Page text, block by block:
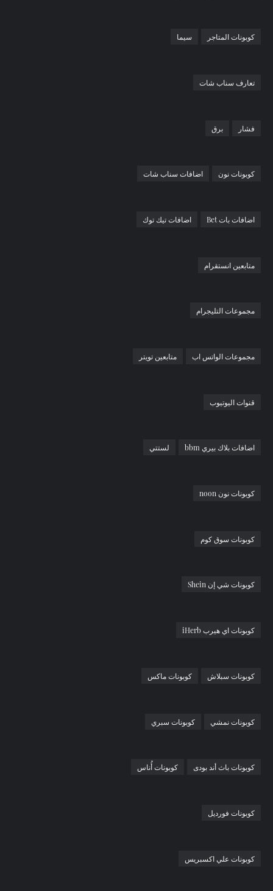
كوبونات المتاجر سيما
تعارف سناب شات
فشار برق
كوبونات نون اضافات سناب شات
اضافات بات Bet اضافات تيك توك
متابعين انستقرام
مجموعات التليجرام
مجموعات الواتس اب متابعين تويتر
قنوات اليوتيوب
اضافات بلاك بيري bbm لستتي
كوبونات نون noon
كوبونات سوق كوم
كوبونات شي إن Shein
كوبونات اي هيرب iHerb
كوبونات سبلاش كوبونات ماكس
كوبونات نمشي كوبونات سبري
كوبونات باث أند بودى كوبونات أُناس
كوبونات فورديل
كوبونات علي اكسبريس